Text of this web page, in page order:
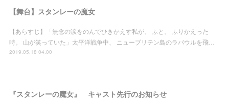
【舞台】スタンレーの魔女
【あらすじ】「無念の涙をのんでひきかえす私が、 ふと、 ふりかえった
時。 山が笑っていた」太平洋戦争中、 ニューブリテン島のラバウルを飛…
2019.05.18 04:00
『スタンレーの魔女』 キャスト先行のお知らせ